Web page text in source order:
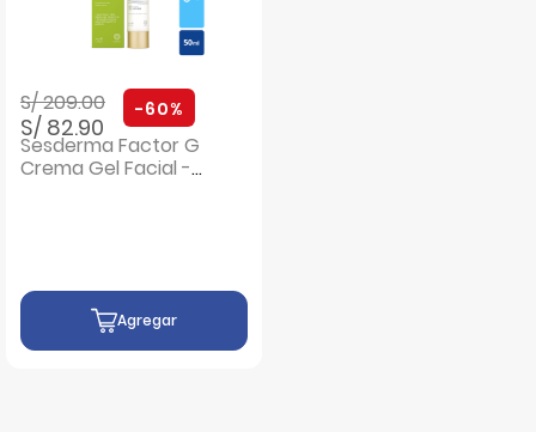
Precio rebajado de
S/ 209.00a
S/ 82.90
-60%
Sesderma Factor G
Crema Gel Facial -
Agregar